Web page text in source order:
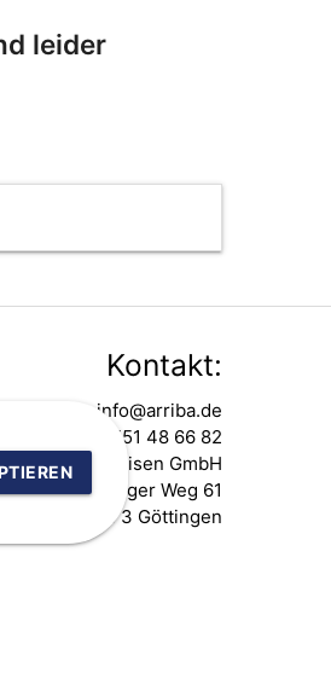
leider
Kontakt:
info@arriba.de
0551 48 66 82
Sportreisen GmbH
Nikolausberger Weg 61
37073 Göttingen